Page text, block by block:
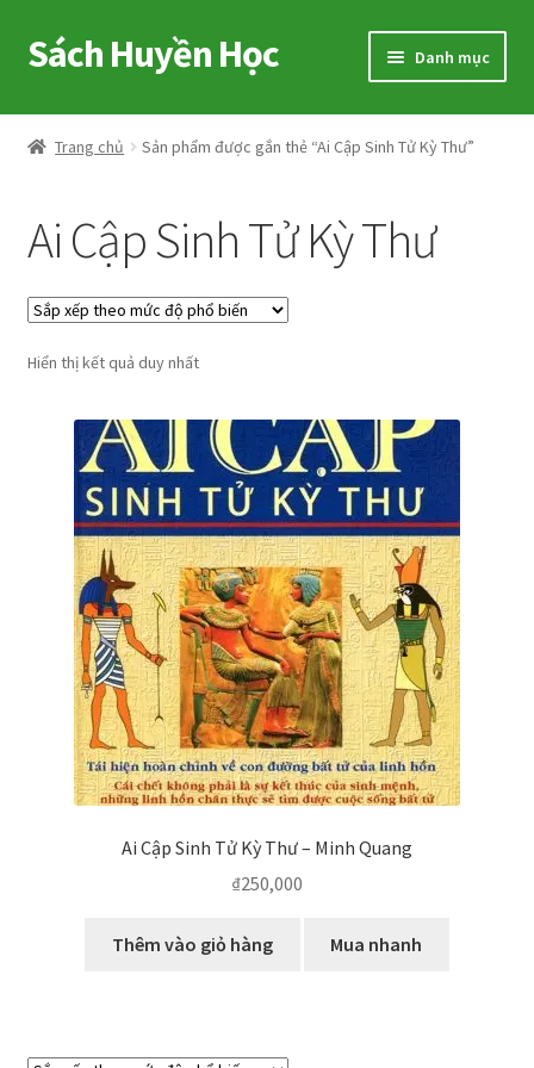
Đi
đến
hướng
Chuyển
đến
dung
Sách Huyền Học Danh mục
Home
Shop
Voucher
Hướng Dẫn
My account
Trang chủ Sản phẩm được gắn thẻ “Ai Cập Sinh Tử Kỳ Thư”
Ai Cập Sinh Tử Kỳ Thư
Hiển thị kết quả duy nhất
Ai Cập Sinh Tử Kỳ Thư – Minh Quang
₫250,000
Thêm vào giỏ hàng Mua nhanh